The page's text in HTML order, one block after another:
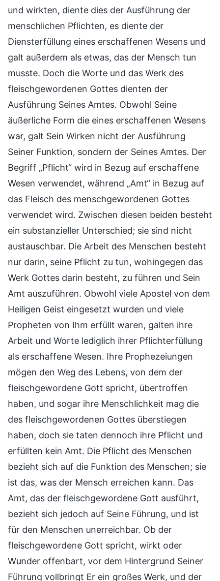
und wirkten, diente dies der Ausführung der
menschlichen Pflichten, es diente der
Diensterfüllung eines erschaffenen Wesens und
galt außerdem als etwas, das der Mensch tun
musste. Doch die Worte und das Werk des
fleischgewordenen Gottes dienten der
Ausführung Seines Amtes. Obwohl Seine
äußerliche Form die eines erschaffenen Wesens
war, galt Sein Wirken nicht der Ausführung
Seiner Funktion, sondern der Seines Amtes. Der
Begriff „Pflicht“ wird in Bezug auf erschaffene
Wesen verwendet, während „Amt“ in Bezug auf
das Fleisch des menschgewordenen Gottes
verwendet wird. Zwischen diesen beiden besteht
ein substanzieller Unterschied; sie sind nicht
austauschbar. Die Arbeit des Menschen besteht
nur darin, seine Pflicht zu tun, wohingegen das
Werk Gottes darin besteht, zu führen und Sein
Amt auszuführen. Obwohl viele Apostel von dem
Heiligen Geist eingesetzt wurden und viele
Propheten von Ihm erfüllt waren, galten ihre
Arbeit und Worte lediglich ihrer Pflichterfüllung
als erschaffene Wesen. Ihre Prophezeiungen
mögen den Weg des Lebens, von dem der
fleischgewordene Gott spricht, übertroffen
haben, und sogar ihre Menschlichkeit mag die
des fleischgewordenen Gottes überstiegen
haben, doch sie taten dennoch ihre Pflicht und
erfüllten kein Amt. Die Pflicht des Menschen
bezieht sich auf die Funktion des Menschen; sie
ist das, was der Mensch erreichen kann. Das
Amt, das der fleischgewordene Gott ausführt,
bezieht sich jedoch auf Seine Führung, und ist
für den Menschen unerreichbar. Ob der
fleischgewordene Gott spricht, wirkt oder
Wunder offenbart, vor dem Hintergrund Seiner
Führung vollbringt Er ein großes Werk, und der